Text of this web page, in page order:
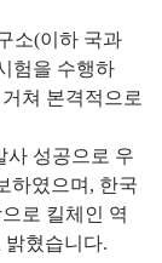
소(이하 국과
험을 수행하
쳐 본격적으로
사 성공으로 우
하였으며, 한국
로 킬체인 역
혔습니다.